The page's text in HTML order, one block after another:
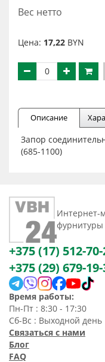
Вес нетто
Цена: 17,22 BYN
Описание
Запор
(685-1100)
Интернет-
фурнитуры
+375 (17) 512-
+375 (29) 679-
Время работы:
Пн-Пт : 8:30 - 17:30
Сб-Вс : Выходной день
Связаться с нами
Блог
FAQ